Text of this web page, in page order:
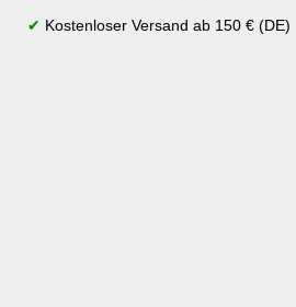
✔ Kostenloser Versand ab 150 € (DE)